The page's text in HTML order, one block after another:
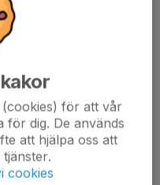
inte riktigt var
igång visade de klass
för att vår
för dig. De används
att hjälpa oss att
cookies